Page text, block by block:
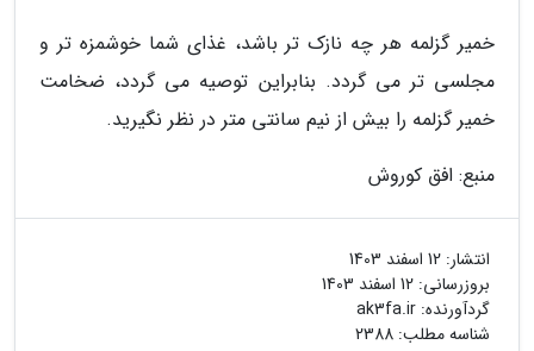
خمیر گزلمه هر چه نازک تر باشد، غذای شما خوشمزه تر و
مجلسی تر می گردد. بنابراین توصیه می گردد، ضخامت
خمیر گزلمه را بیش از نیم سانتی متر در نظر نگیرید.
منبع: افق کوروش
انتشار: 12 اسفند 1403
بروزرسانی: 12 اسفند 1403
گردآورنده: ak3fa.ir
شناسه مطلب: 2388